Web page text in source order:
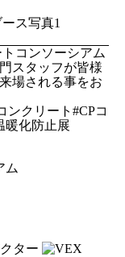
コンソーシアム
スタッフが皆様
場される事をお
ンクリート#CPコ
暖化防止展
ム